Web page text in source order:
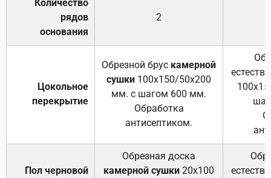
Количество
рядов
основания
2
Цокольное
перекрытие
Обрезной брус камерной
сушки 100х150/50х200
мм. с шагом 600 мм.
Обработка
антисептиком.
Пол черновой
Обрезная доска
камерной сушки 20х100